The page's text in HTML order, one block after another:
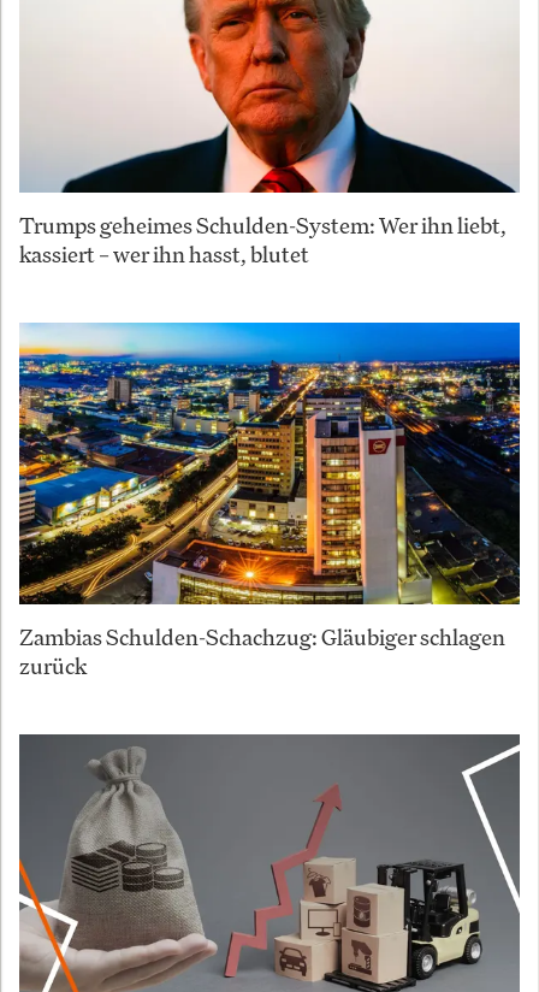
Trumps geheimes Schulden-System: Wer ihn liebt,
kassiert – wer ihn hasst, blutet
Zambias Schulden-Schachzug: Gläubiger schlagen
zurück